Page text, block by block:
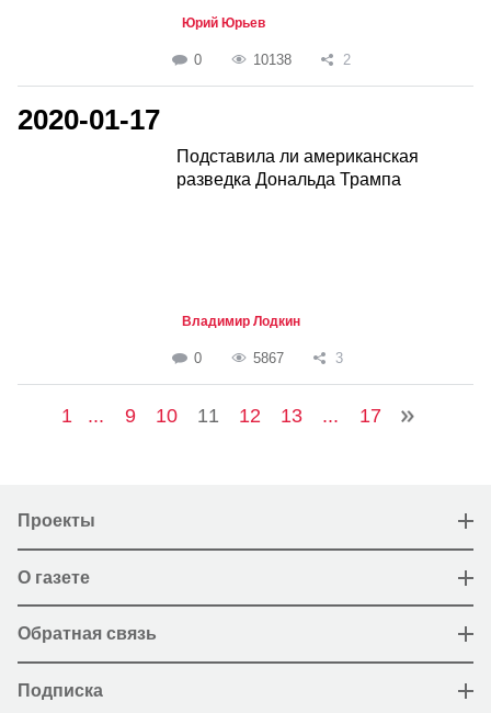
Юрий Юрьев
0 10138 2
2020-01-17
Подставила ли американская
разведка Дональда Трампа
Владимир Лодкин
0 5867 3
1 ... 9 10 11 12 13 ... 17
Проекты
О газете
Обратная связь
Подписка